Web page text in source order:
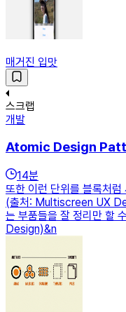
매거진 입맛
스크랩
개발
Atomic Design
14분
또한 이런 단위를 블록처
(출처: Multiscreen UX
는 부품들을 잘 정리만 할
Design)&n